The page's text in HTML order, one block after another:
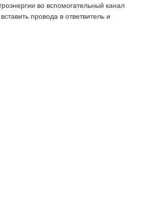
во вспомогательный канал
провода в ответвитель и